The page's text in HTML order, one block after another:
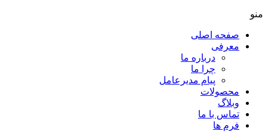
منو
صفحه اصلی
معرفی
درباره ما
چرا ما
پیام مدیرعامل
محصولات
وبلاگ
تماس با ما
فرم ها